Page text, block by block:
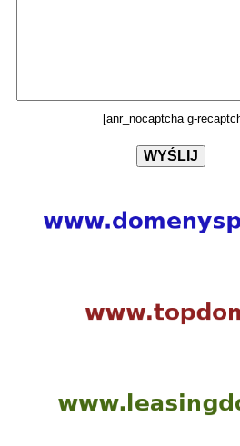
[anr_nocaptcha g-